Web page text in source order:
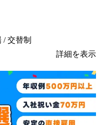
交替制
詳細を表示